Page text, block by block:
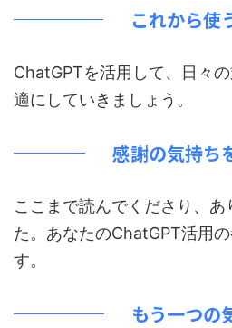
これから使
ChatGPTを活用して、日々
適にしていきましょう。
感謝の気持ち
ここまで読んでくださり、あ
た。あなたのChatGPT活用
す。
もう一つの